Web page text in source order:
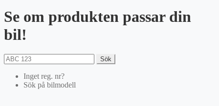
Se om produkten passar din
bil!
Sök
Inget reg. nr?
Sök på bilmodell